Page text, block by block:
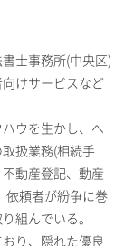
士事務所(中央区)
けサービスなど
ウを生かし、へ
扱業務(相続手
動産登記、動産
依頼者が紛争に巻
組んでいる。
り、隠れた優良